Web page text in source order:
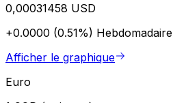
0,00031458 USD
+0.0000 (0.51%) Hebdomadaire
Afficher le graphique
Euro